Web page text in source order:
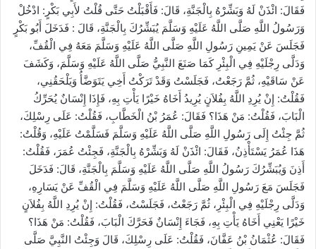
فَقَالَ: ائْذَنْ لَهُ وَبَشِّرْهُ بِالْجَنَّةِ، قَالَ: فَأَقْبَلْتُ حَتَّى قُلْتُ لأَبِي بَكْرٍ: ادْخُلْ
وَرَسُولُ اللَّهِ صَلَّى اللَّهُ عَلَيْهِ وَسَلَّمَ يُبَشِّرُكَ بِالْجَنَّةِ، قَالَ : فَدَخَلَ أَبُو بَكْرٍ
فَجَلَسَ عَنْ يَمِينِ رَسُولِ اللَّهِ صَلَّى اللَّهُ عَلَيْهِ وَسَلَّمَ مَعَهُ فِي الْقُفِّ،
وَدَلَّى رِجْلَيْهِ فِي الْبِئْرِ كَمَا صَنَعَ النَّبِيُّ صَلَّى اللَّهُ عَلَيْهِ وَسَلَّمَ، وَكَشَفَ
عَنْ سَاقَيْهِ، ثُمَّ رَجَعْتُ، فَجَلَسْتُ وَقَدْ تَرَكْتُ أَخِي يَتَوَضَّأُ وَيَلْحَقُنِي،
فَقُلْتُ: إِنْ يُرِدِ اللَّهُ بِفُلاَنٍ يُرِيدُ أَخَاهُ خَيْرًا يَأْتِ بِهِ، فَإِذَا إِنْسَانٌ يُحَرِّكُ
الْبَابَ، فَقُلْتُ: مَنْ هَذَا؟ فَقَالَ: عُمَرُ بْنُ الْخَطَّابِ، فَقُلْتُ: عَلَى رِسْلِكَ،
ثُمَّ جِئْتُ إِلَى رَسُولِ اللَّهِ صَلَّى اللَّهُ عَلَيْهِ وَسَلَّمَ فَسَلَّمْتُ عَلَيْهِ، وَقُلْتُ:
هَذَا عُمَرُ يَسْتَأْذِنُ، فَقَالَ: ائْذَنْ لَهُ وَبَشِّرْهُ بِالْجَنَّةِ، فَجِئْتُ عُمَرَ، فَقُلْتُ:
أَذِنَ وَيُبَشِّرُكَ رَسُولُ اللَّهِ صَلَّى اللَّهُ عَلَيْهِ وَسَلَّمَ بِالْجَنَّةِ، قَالَ: فَدَخَلَ
فَجَلَسَ مَعَ رَسُولِ اللَّهِ صَلَّى اللَّهُ عَلَيْهِ وَسَلَّمَ فِي الْقُفِّ عَنْ يَسَارِهِ،
وَدَلَّى رِجْلَيْهِ فِي الْبِئْرِ، ثُمَّ رَجَعْتُ، فَجَلَسْتُ، فَقُلْتُ: إِنْ يُرِدِ اللَّهُ بِفُلاَنٍ
خَيْرًا يَعْنِي أَخَاهُ يَأْتِ بِهِ، فَجَاءَ إِنْسَانٌ فَحَرَّكَ الْبَابَ، فَقُلْتُ: مَنْ هَذَا؟
فَقَالَ: عُثْمَانُ بْنُ عَفَّانَ، فَقُلْتُ: عَلَى رِسْلِكَ، قَالَ وَجِئْتُ النَّبِيَّ صَلَّى